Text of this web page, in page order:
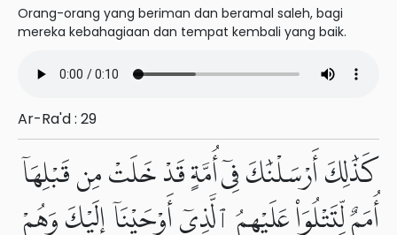
Orang-orang yang beriman dan beramal saleh, bagi
mereka kebahagiaan dan tempat kembali yang baik.
Ar-Ra'd : 29
كَذَٰلِكَ أَرْسَلْنَٰكَ فِىٓ أُمَّةٍ قَدْ خَلَتْ مِن قَبْلِهَآ
أُمَمٌ لِّتَتْلُوَا۟ عَلَيْهِمُ ٱلَّذِىٓ أَوْحَيْنَآ إِلَيْكَ وَهُمْ